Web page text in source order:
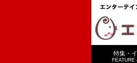
特集・
FEATURE